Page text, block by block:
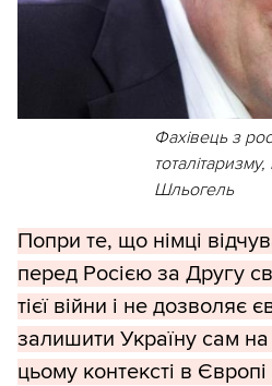
Фахівець з
Шльогель
Попри те, що німці
перед Росією за Другу
тієї війни і не дозволяє
залишити Україну сам
цьому контексті в